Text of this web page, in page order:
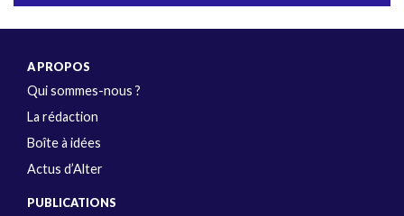
A PROPOS
Qui sommes-nous ?
La rédaction
Boîte à idées
Actus d’Alter
PUBLICATIONS